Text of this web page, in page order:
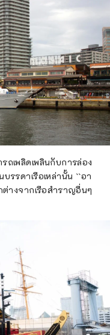
ถเพลิดเพลินกับการล่อง
รรดาเรือเหล่านั้น ``อา
ต่างจากเรือสำราญอื่นๆ